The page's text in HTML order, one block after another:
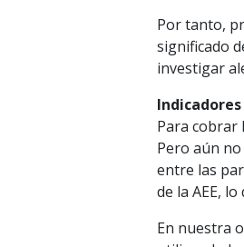
Por tanto,
significado
investigar
Para cobrar
Pero aún
entre las
de la AEE,
En nuestra